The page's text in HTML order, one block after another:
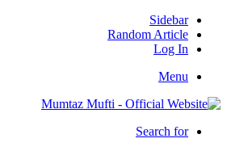
Sidebar
Random Article
Log In
Menu
Search for